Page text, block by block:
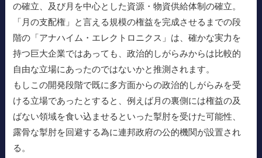
の確立、及び月を中心とした資源・物資供給体制の確立。
「月の支配権」と言える規模の権益を完成させるまでの段
階の「アナハイム・エレクトロニクス」は、確かな実力を
持つ巨大企業ではあっても、政治的しがらみからは比較的
自由な立場にあったのではないかと推測されます。
もしこの開発段階で既に多方面からの政治的しがらみを受
ける立場であったとすると、例えば月の裏側には権益の及
ばない領域を食い込ませるといった掣肘を受けた可能性、
露骨な掣肘を回避する為に連邦政府の公的機関が設置され
る。